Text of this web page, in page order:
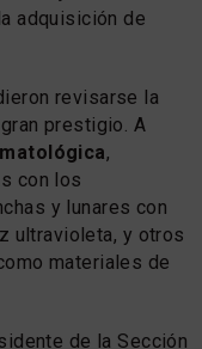
adquisición de
revisarse la
prestigio. A
,
con los
y lunares con
ultravioleta, y otros
materiales de
de la Sección